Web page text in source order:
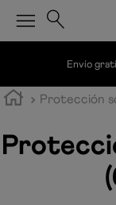
Envío
Protección